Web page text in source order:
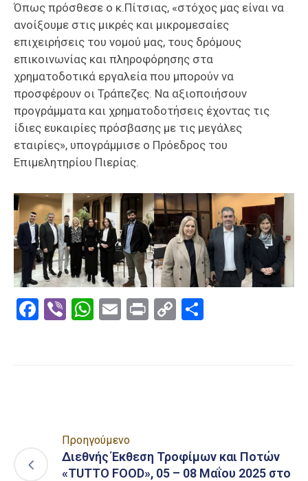
Όπως πρόσθεσε ο κ.Πίτσιας, «στόχος μας είναι να
ανοίξουμε στις μικρές και μικρομεσαίες
επιχειρήσεις του νομού μας, τους δρόμους
επικοινωνίας και πληροφόρησης στα
χρηματοδοτικά εργαλεία που μπορούν να
προσφέρουν οι Τράπεζες. Να αξιοποιήσουν
προγράμματα και χρηματοδοτήσεις έχοντας τις
ίδιες ευκαιρίες πρόσβασης με τις μεγάλες
εταιρίες», υπογράμμισε ο Πρόεδρος του
Επιμελητηρίου Πιερίας.
Facebook
ViberWhatsApp
EmailPrintCopy
Προηγούμενο
Διεθνής Έκθεση Τροφίμων και Ποτών
«TUTTO FOOD», 05 – 08 Μαΐου 2025 στο